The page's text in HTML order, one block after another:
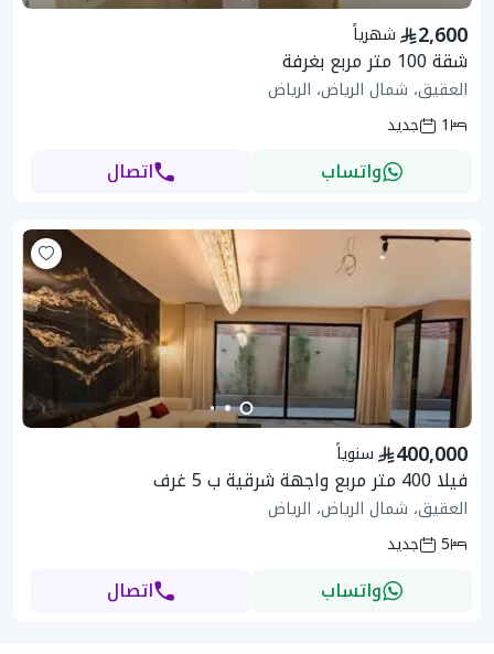
شهرياً 2,600
شقة 100 متر مربع بغرفة
العقيق، شمال الرياض، الرياض
1
جديد
واتساب اتصال
سنوياً 400,000
فيلا 400 متر مربع واجهة شرقية ب 5 غرف
العقيق، شمال الرياض، الرياض
5
جديد
واتساب اتصال